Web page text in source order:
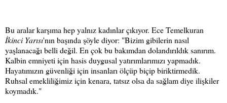
Bu aralar karşıma hep yalnız kadınlar çıkıyor. Ece Temelkuran
İkinci Yarısı'nın başında şöyle diyor: "Bizim gibilerin nasıl
yaşlanacağı belli değil. En çok bu bakımdan dolandırıldık sanırım.
Kalbin emniyeti için hasis duygusal yatırımlarımızı yapmadık.
Hayatımızın güvenliği için insanları ölçüp biçip biriktirmedik.
Ruhsal emekliliğimiz için kenara, tatsız olsa da sağlam diye ilişkiler
koymadık."